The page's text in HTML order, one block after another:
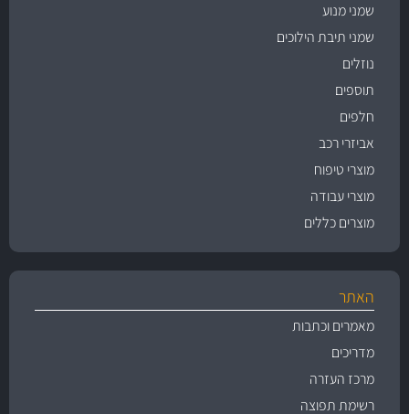
שמני מנוע
שמני תיבת הילוכים
נוזלים
תוספים
חלפים
אביזרי רכב
מוצרי טיפוח
מוצרי עבודה
מוצרים כללים
האתר
מאמרים וכתבות
מדריכים
מרכז העזרה
רשימת תפוצה